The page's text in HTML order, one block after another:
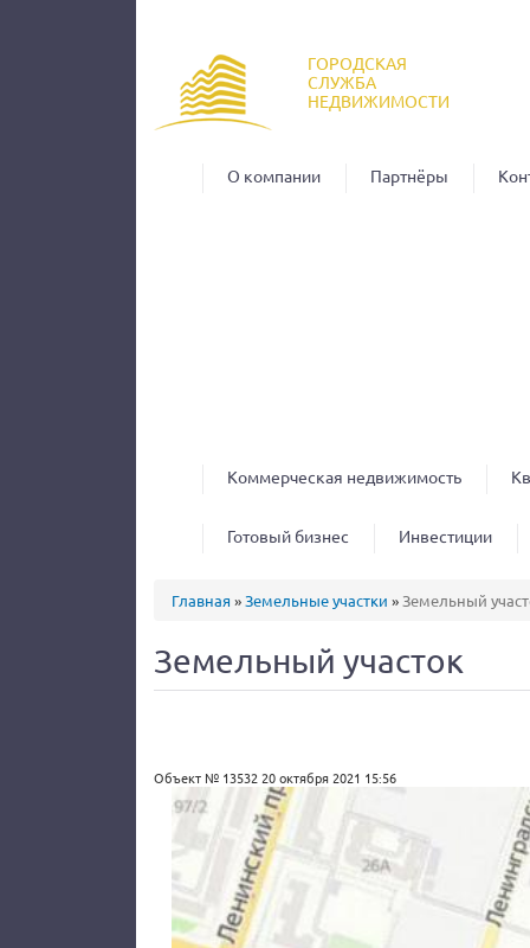
ГОРОДСКАЯ
СЛУЖБА
НЕДВИЖИМОСТИ
О компании Партнёры
Коммерческая недвижимость
Готовый бизнес Инвестиции
Вы здесь
Главная »Земельные участки » Земельный
Земельный участок
Объект № 13532 20 октября 2021 15:56